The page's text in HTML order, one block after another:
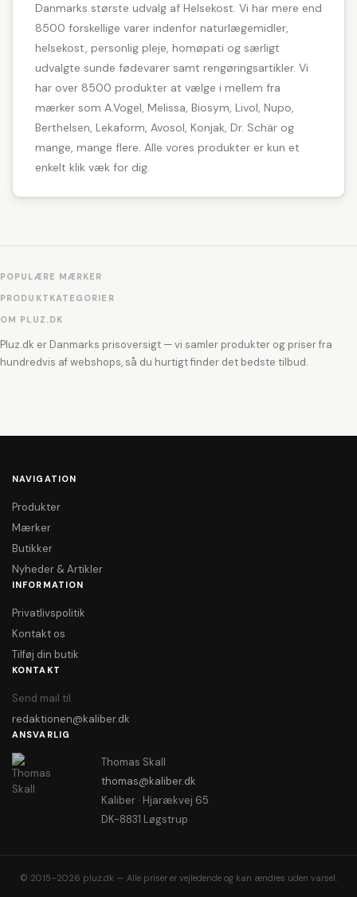
Danmarks største udvalg af Helsekost. Vi har mere end
8500 forskellige varer indenfor naturlægemidler,
helsekost, personlig pleje, homøpati og særligt
udvalgte sunde fødevarer samt rengøringsartikler. Vi
har over 8500 produkter at vælge i mellem fra
mærker som A.Vogel, Melissa, Biosym, Livol, Nupo,
Berthelsen, Lekaform, Avosol, Konjak, Dr. Schär og
mange, mange flere. Alle vores produkter er kun et
enkelt klik væk for dig.
POPULÆRE MÆRKER
PRODUKTKATEGORIER
OM PLUZ.DK
Pluz.dk er Danmarks prisoversigt — vi samler produkter og priser fra
hundredvis af webshops, så du hurtigt finder det bedste tilbud.
NAVIGATION
Produkter
Mærker
Butikker
Nyheder & Artikler
INFORMATION
Privatlivspolitik
Kontakt os
Tilføj din butik
KONTAKT
Send mail til
redaktionen@kaliber.dk
ANSVARLIG
Thomas Skall
thomas@kaliber.dk
Kaliber · Hjarækvej 65
DK-8831 Løgstrup
© 2015–2026 pluz.dk — Alle priser er vejledende og kan ændres uden varsel.